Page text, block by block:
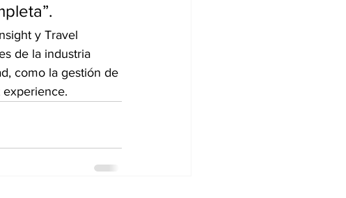
y Travel
de la industria
como la gestión de
experience.